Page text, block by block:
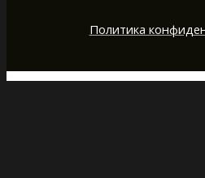
Политика